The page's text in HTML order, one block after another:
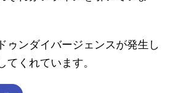
ゥンダイバージェンスが発生し
てくれています。